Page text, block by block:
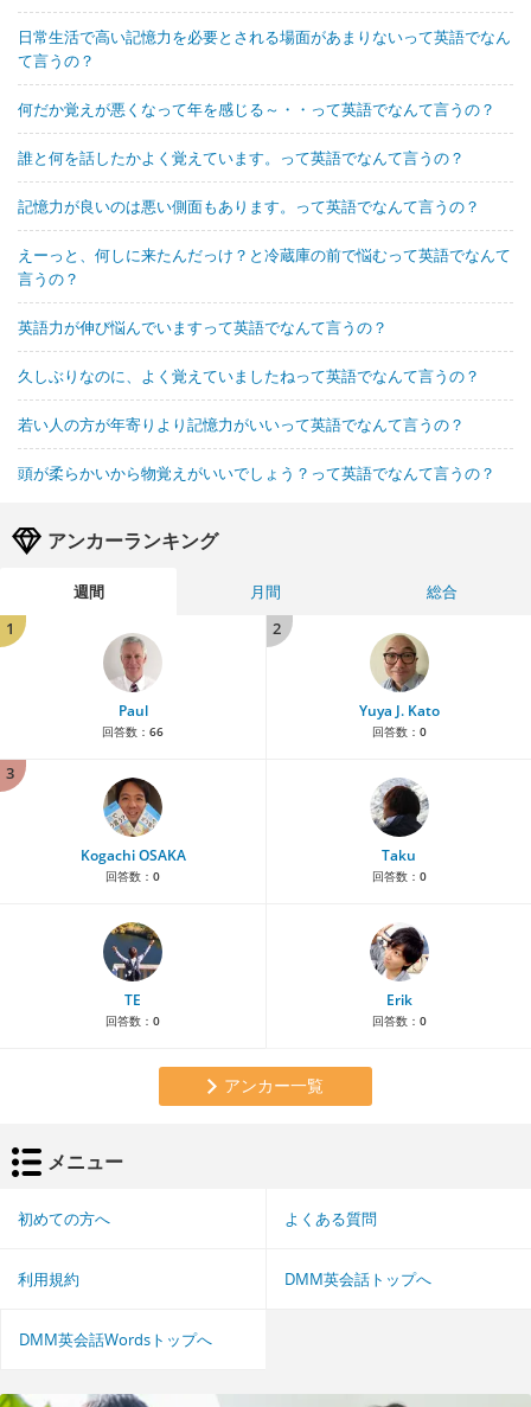
日常生活で高い記憶力を必要とされる場面があまりないって英語でなん
て言うの？
何だか覚えが悪くなって年を感じる～・・って英語でなんて言うの？
誰と何を話したかよく覚えています。って英語でなんて言うの？
記憶力が良いのは悪い側面もあります。って英語でなんて言うの？
えーっと、何しに来たんだっけ？と冷蔵庫の前で悩むって英語でなんて
言うの？
英語力が伸び悩んでいますって英語でなんて言うの？
久しぶりなのに、よく覚えていましたねって英語でなんて言うの？
若い人の方が年寄りより記憶力がいいって英語でなんて言うの？
頭が柔らかいから物覚えがいいでしょう？って英語でなんて言うの？
アンカーランキング
週間 月間
総合
1
Paul
回答数： 66
2
Yuya J. Kato
回答数： 0
3
Kogachi OSAKA
回答数： 0
Taku
回答数： 0
TE
回答数： 0
Erik
回答数： 0
アンカー一覧
メニュー
初めての方へ よくある質問
利用規約 DMM英会話トップへ
DMM英会話Wordsトップへ